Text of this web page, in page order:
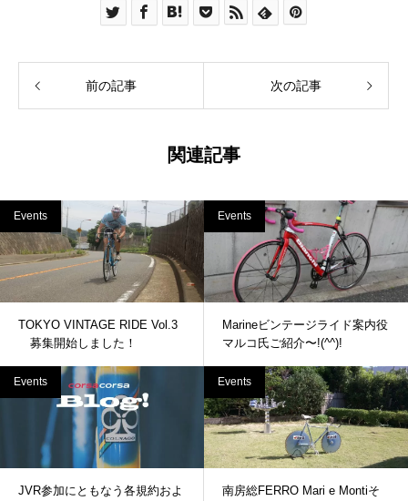
前の記事 次の記事
関連記事
Events
TOKYO VINTAGE RIDE Vol.3
募集開始しました！
Events
Marineビンテージライド案内役
マルコ氏ご紹介〜!(^^)!
Events
JVR参加にともなう各規約およ
Events
南房総FERRO Mari e Montiそ